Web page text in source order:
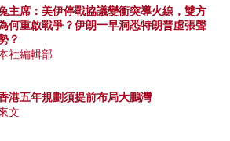
主席：美伊停戰協議變衝突導火線，雙方
何重啟戰爭？伊朗一早洞悉特朗普虛張聲
？
社編輯部
港五年規劃須提前布局大鵬灣
文